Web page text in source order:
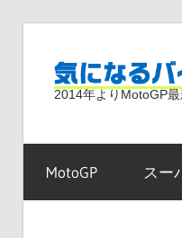
2014年よりMotoGP
MotoGP スー